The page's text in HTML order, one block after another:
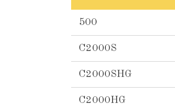
500
C2000S
C2000SHG
C2000HG